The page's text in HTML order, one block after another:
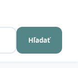
Hľadať